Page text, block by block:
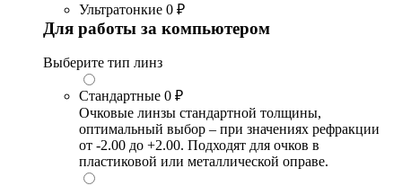
Ультратонкие 0 ₽
Для работы за компьютером
Выберите тип линз
Стандартные 0 ₽
Очковые линзы стандартной толщины,
оптимальный выбор – при значениях рефракции
от -2.00 до +2.00. Подходят для очков в
пластиковой или металлической оправе.